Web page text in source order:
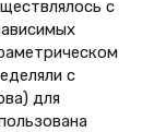
с
с
для